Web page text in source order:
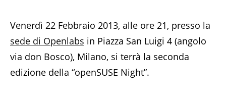
Venerdì 22 Febbraio 2013, alle ore 21, presso la
sede di Openlabs in Piazza San Luigi 4 (angolo
via don Bosco), Milano, si terrà la seconda
edizione della “openSUSE Night”.